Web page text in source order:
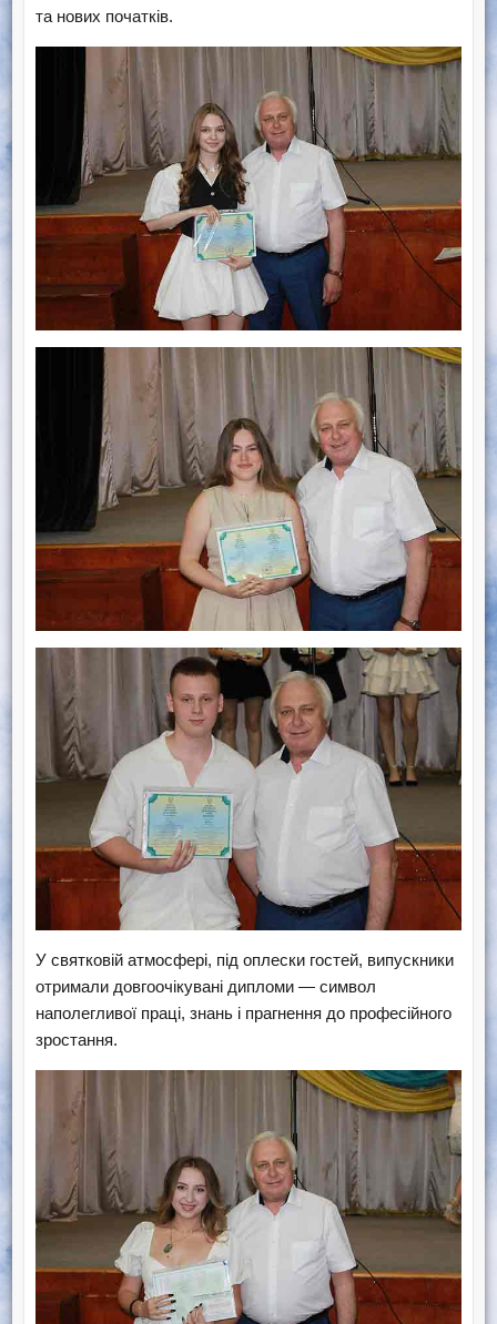
та нових початків.
У святковій атмосфері, під оплески гостей, випускники
отримали довгоочікувані дипломи — символ
наполегливої праці, знань і прагнення до професійного
зростання.